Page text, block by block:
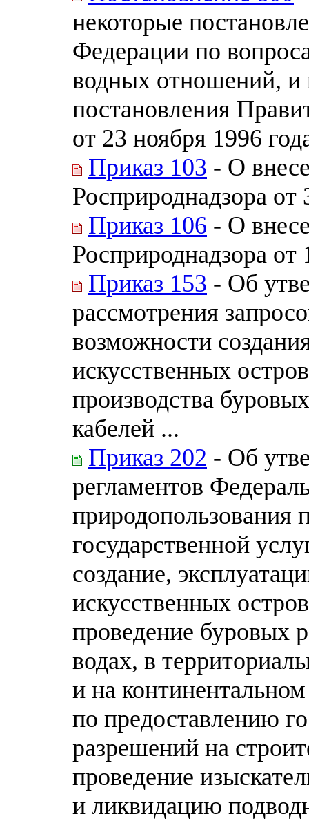
некоторые
Федерации по
водных отношений, и
постановления
от 23 ноября 1996
Приказ 103 - О
Росприроднадзора
Приказ 106 - О
Росприроднадзора
Приказ 153 - Об
рассмотрения
возможности
искусственных
производства
кабелей ...
Приказ 202 - Об
регламентов
природопользования
государственной
создание,
искусственных
проведение буровых
водах, в
и на
по предоставлению
разрешений на
проведение
и ликвидацию